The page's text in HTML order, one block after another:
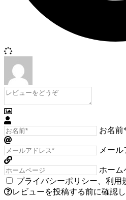
お名前
メー
ホーム
プライバシーポリシー
利用
レビューを投稿する前に確認